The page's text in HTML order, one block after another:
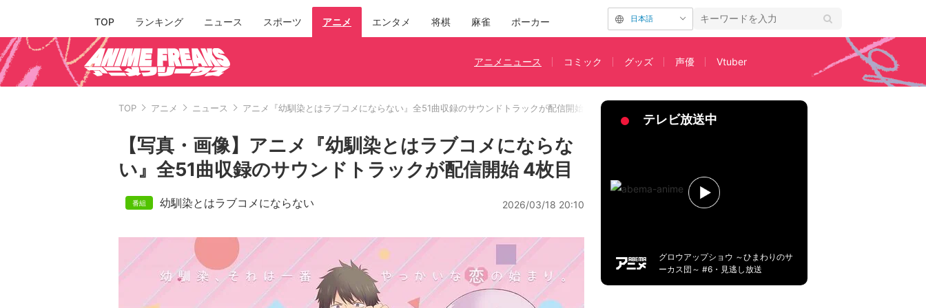
TOP ランキング ニュース スポーツ アニメ エンタメ 将棋 麻雀 ポーカー 日本語
アニメニュース コミック グッズ 声優 Vtuber
TOP アニメ ニュース アニメ『幼馴染とはラブコメにならない』全51曲収録のサウンドトラックが配信開始
【写真・画像】アニメ『幼馴染とはラブコメにならな
い』全51曲収録のサウンドトラックが配信開始 4枚目
幼馴染とはラブコメにならない 2026/03/18 20:10
テレビ放送中
グロウアップショウ ～ひまわりのサ
ーカス団～ #6・見逃し放送